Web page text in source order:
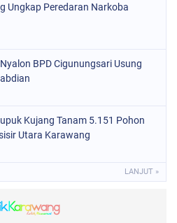
Ungkap Peredaran Narkoba
BPD Cigunungsari Usung
Kujang Tanam 5.151 Pohon
Utara Karawang
LANJUT »